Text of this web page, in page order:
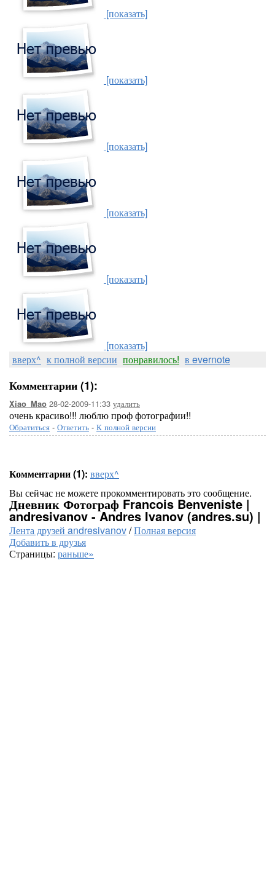
[показать]
[показать]
[показать]
[показать]
[показать]
[показать]
вверх^ к полной версии понравилось! в evernote
Комментарии (1):
Xiao_Mao 28-02-2009-11:33 удалить
очень красиво!!! люблю проф фотографии!!
Обратиться - Ответить - К полной версии
Комментарии (1): вверх^
Вы сейчас не можете прокомментировать это сообщение.
Дневник Фотограф Francois Benveniste |
andresivanov - Andres Ivanov (andres.su) |
Лента друзей andresivanov/Полная версия
Добавить в друзья
Страницы: раньше»